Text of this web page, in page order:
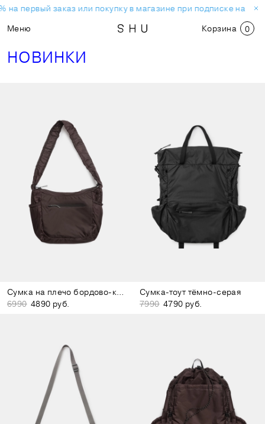
на первый заказ или покупку в магазине при подписке на
Меню
Корзина 0
НОВИНКИ
Сумка на плечо бордово-коричневая
6990 4890 руб.
Сумка-тоут тёмно-серая
7990 4790 руб.